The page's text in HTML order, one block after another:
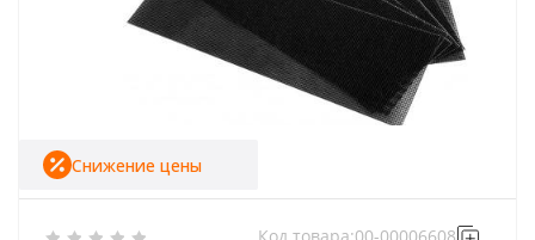
Снижение цены